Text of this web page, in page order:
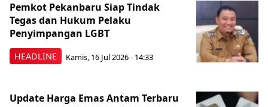
HEADLINE
Pemkot Pekanbaru Siap Tindak
Tegas dan Hukum Pelaku
Penyimpangan LGBT
Kamis, 16 Jul 2026 - 14:33
Update Harga Emas Antam Terbaru